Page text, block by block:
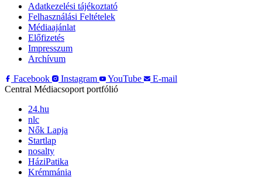
Adatkezelési tájékoztató
Felhasználási Feltételek
Médiaajánlat
Előfizetés
Impresszum
Archívum
Facebook
Instagram YouTube
E-mail
Central Médiacsoport portfólió
24.hu
nlc
Nők Lapja
Startlap
nosalty
HáziPatika
Krémmánia